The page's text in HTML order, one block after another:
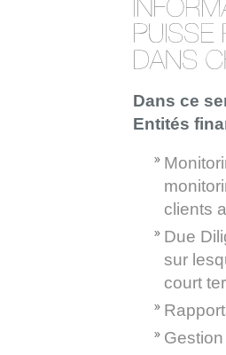
Dans ce
Entités
clients
Due
sur
court